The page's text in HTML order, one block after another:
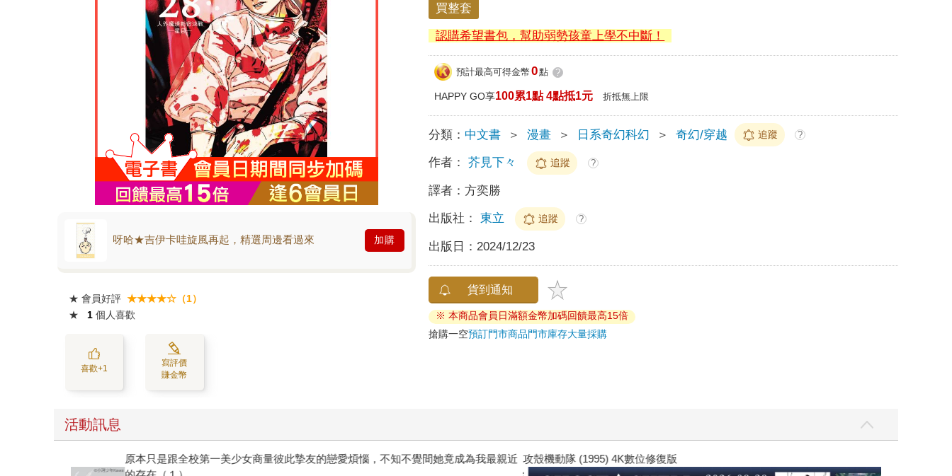
呀哈★吉伊卡哇旋風再起，精選周邊看過來 加購
★ 會員好評 ★★★★☆（1）
★
1 個人喜歡
喜歡+1
寫評價
賺金幣
買整套
認購希望書包，幫助弱勢孩童上學不中斷！
預計最高可得金幣 0點 ?
HAPPY GO享100累1點 4點抵1元 折抵無上限
分類： 中文書 ＞ 漫畫 ＞ 日系奇幻科幻 ＞ 奇幻/穿越 追蹤 ?
作者： 芥見下々 追蹤 ?
譯者：方奕勝
出版社： 東立 追蹤 ?
出版日： 2024/12/23
貨到通知
※ 本商品會員日滿額金幣加碼回饋最高15倍
搶購一空預訂門市商品門市庫存大量採購
活動訊息
原本只是跟全校第一美少女商量彼此摯友的戀愛煩惱，不知不覺間她竟成為我最親近 攻殼機動隊 (1995) 4K數位修復版